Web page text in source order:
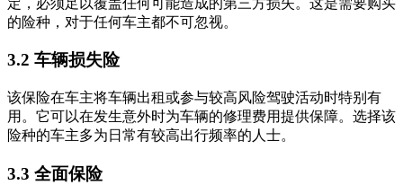
的险种，对于任何车主都不可忽视。
3.2 车辆损失险
该保险在车主将车辆出租或参与较高风险驾驶活动时特别有
用。它可以在发生意外时为车辆的修理费用提供保障。选择该
险种的车主多为日常有较高出行频率的人士。
3.3 全面保险